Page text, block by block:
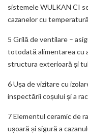
sistemele WULKAN CI
cazanelor cu
5 Grilă de ventilare –
totodată alimentarea cu
structura exterioară și
6 Ușa de vizitare cu
inspectării coșului și a
7 Elementul ceramic de
ușoară și sigură a